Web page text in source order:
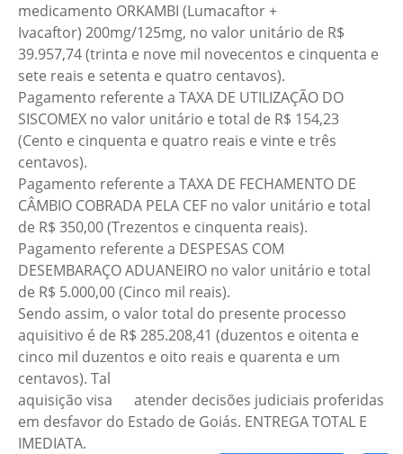
medicamento ORKAMBI (Lumacaftor +
Ivacaftor) 200mg/125mg, no valor unitário de R$
39.957,74 (trinta e nove mil novecentos e cinquenta e
sete reais e setenta e quatro centavos).
Pagamento referente a TAXA DE UTILIZAÇÃO DO
SISCOMEX no valor unitário e total de R$ 154,23
(Cento e cinquenta e quatro reais e vinte e três
centavos).
Pagamento referente a TAXA DE FECHAMENTO DE
CÂMBIO COBRADA PELA CEF no valor unitário e total
de R$ 350,00 (Trezentos e cinquenta reais).
Pagamento referente a DESPESAS COM
DESEMBARAÇO ADUANEIRO no valor unitário e total
de R$ 5.000,00 (Cinco mil reais).
Sendo assim, o valor total do presente processo
aquisitivo é de R$ 285.208,41 (duzentos e oitenta e
cinco mil duzentos e oito reais e quarenta e um
centavos). Tal
aquisição visa atender decisões judiciais proferidas
em desfavor do Estado de Goiás. ENTREGA TOTAL E
IMEDIATA.